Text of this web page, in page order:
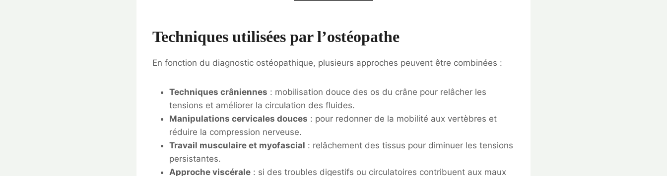
Techniques utilisées par l’ostéopathe
En fonction du diagnostic ostéopathique, plusieurs approches peuvent être combinées :
Techniques crâniennes : mobilisation douce des os du crâne pour relâcher les
tensions et améliorer la circulation des fluides.
Manipulations cervicales douces : pour redonner de la mobilité aux vertèbres et
réduire la compression nerveuse.
Travail musculaire et myofascial : relâchement des tissus pour diminuer les tensions
persistantes.
Approche viscérale : si des troubles digestifs ou circulatoires contribuent aux maux